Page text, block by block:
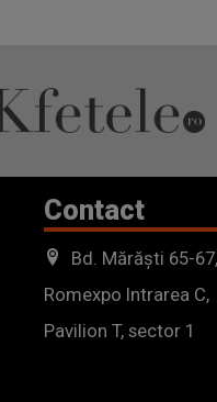
Contact
Bd. Mărăști 65-67,
Romexpo Intrarea C,
Pavilion T, sector 1